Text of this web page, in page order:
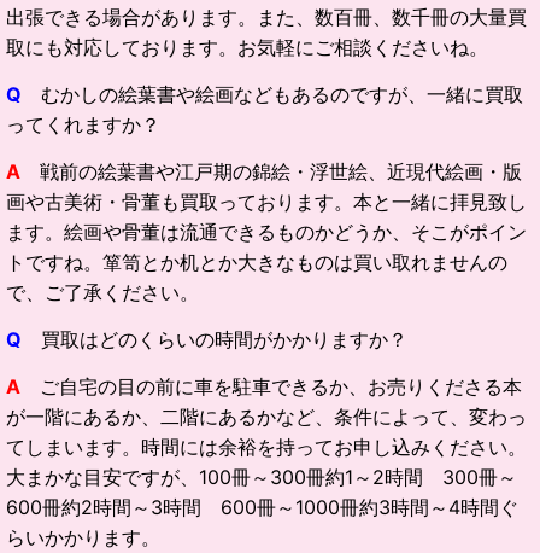
出張できる場合があります。また、数百冊、数千冊の大量買
取にも対応しております。お気軽にご相談くださいね。
Q むかしの絵葉書や絵画などもあるのですが、一緒に買取
ってくれますか？
A
戦前の絵葉書や江戸期の錦絵・浮世絵、近現代絵画・版
画や古美術・骨董も買取っております。本と一緒に拝見致し
ます。絵画や骨董は流通できるものかどうか、そこがポイン
トですね。箪笥とか机とか大きなものは買い取れませんの
で、ご了承ください。
Q 買取はどのくらいの時間がかかりますか？
A ご自宅の目の前に車を駐車できるか、お売りくださる本
が一階にあるか、二階にあるかなど、条件によって、変わっ
てしまいます。時間には余裕を持ってお申し込みください。
大まかな目安ですが、100冊～300冊約1～2時間 300冊～
600冊約2時間～3時間 600冊～1000冊約3時間～4時間ぐ
らいかかります。